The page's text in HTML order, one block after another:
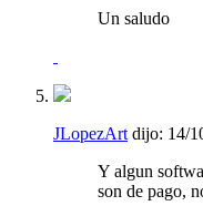
Un saludo
JLopezArt dijo: 14/
Y algun
son de pago,